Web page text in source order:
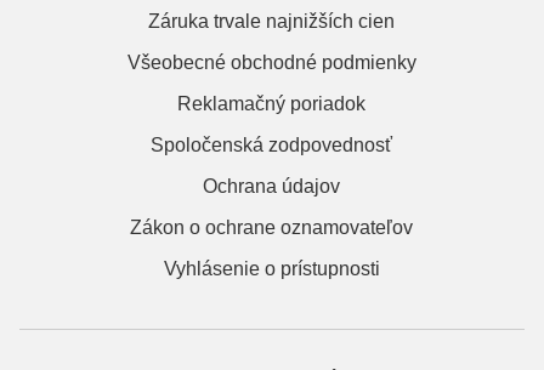
Záruka trvale najnižších cien
Všeobecné obchodné podmienky
Reklamačný poriadok
Spoločenská zodpovednosť
Ochrana údajov
Zákon o ochrane oznamovateľov
Vyhlásenie o prístupnosti